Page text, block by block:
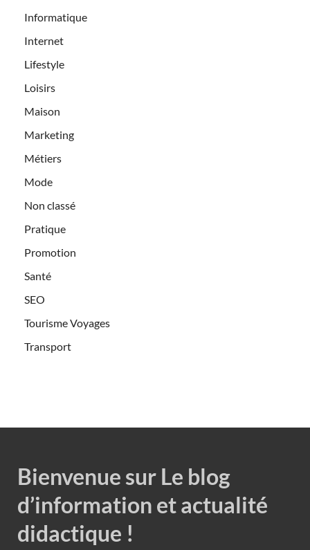
Informatique
Internet
Lifestyle
Loisirs
Maison
Marketing
Métiers
Mode
Non classé
Pratique
Promotion
Santé
SEO
Tourisme Voyages
Transport
Bienvenue sur Le blog
d’information et actualité
didactique !